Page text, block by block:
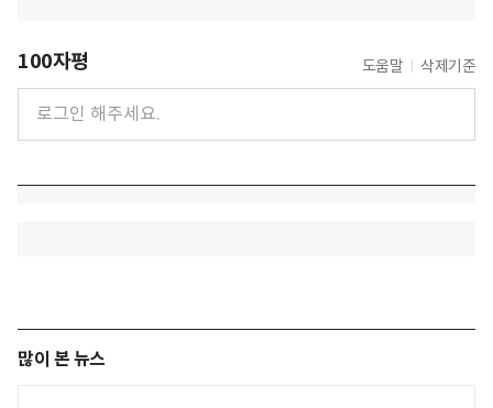
100자평 도움말 삭제기준
많이 본 뉴스